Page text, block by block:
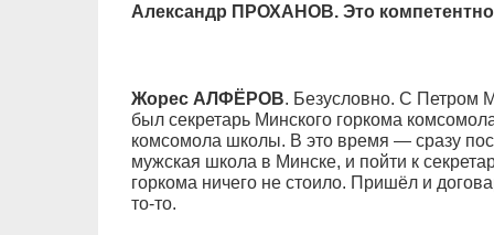
Александр ПРОХАНОВ. Это
Жорес АЛФЁРОВ. Безусловно. С Петром
был секретарь Минского горкома
комсомола школы. В это время — сразу
мужская школа в Минске, и пойти к
горкома ничего не стоило. Пришёл и
то-то.